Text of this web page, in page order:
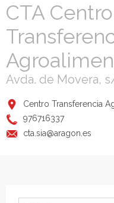
CTA
Avda. de Movera,
Centro Transferencia
976716337
cta.sia@aragon.es